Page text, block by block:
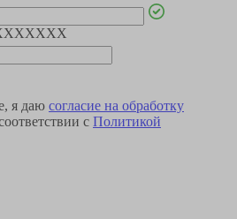
я даю согласие на обработку
с Политикой